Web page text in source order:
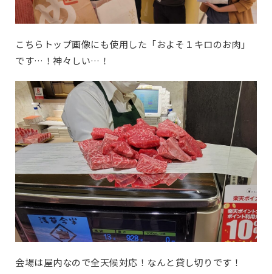
こちらトップ画像にも使用した「およそ１キロのお肉」
です…！神々しい…！
会場は屋内なので全天候対応！なんと貸し切りです！